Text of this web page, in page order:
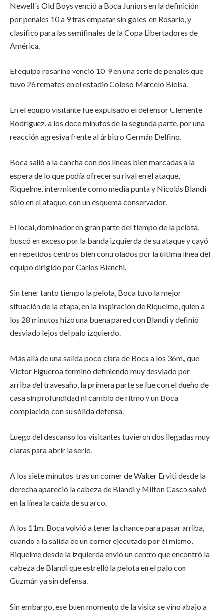
Newell´s Old Boys venció a Boca Juniors en la definición
por penales 10 a 9 tras empatar sin goles, en Rosario, y
clasificó para las semifinales de la Copa Libertadores de
América.
El equipo rosarino venció 10-9 en una serie de penales que
tuvo 26 remates en el estadio Coloso Marcelo Bielsa.
En el equipo visitante fue expulsado el defensor Clemente
Rodríguez, a los doce minutos de la segunda parte, por una
reacción agresiva frente al árbitro Germán Delfino.
Boca salió a la cancha con dos líneas bien marcadas a la
espera de lo que podía ofrecer su rival en el ataque,
Riquelme, intermitente como media punta y Nicolás Blandi
sólo en el ataque, con un esquema conservador.
El local, dominador en gran parte del tiempo de la pelota,
buscó en exceso por la banda izquierda de su ataque y cayó
en repetidos centros bien controlados por la última línea del
equipo dirigido por Carlos Bianchi.
Sin tener tanto tiempo la pelota, Boca tuvo la mejor
situación de la etapa, en la inspiración de Riquelme, quien a
los 28 minutos hizo una buena pared con Blandi y definió
desviado lejos del palo izquierdo.
Más allá de una salida poco clara de Boca a los 36m., que
Víctor Figueroa terminó definiendo muy desviado por
arriba del travesaño, la primera parte se fue con el dueño de
casa sin profundidad ni cambio de ritmo y un Boca
complacido con su sólida defensa.
Luego del descanso los visitantes tuvieron dos llegadas muy
claras para abrir la serie.
A los siete minutos, tras un corner de Walter Erviti desde la
derecha apareció la cabeza de Blandi y Milton Casco salvó
en la línea la caída de su arco.
A los 11m. Boca volvió a tener la chance para pasar arriba,
cuando a la salida de un corner ejecutado por él mismo,
Riquelme desde la izquierda envió un centro que encontró la
cabeza de Blandi que estrelló la pelota en el palo con
Guzmán ya sin defensa.
Sin embargo, ese buen momento de la visita se vino abajo a